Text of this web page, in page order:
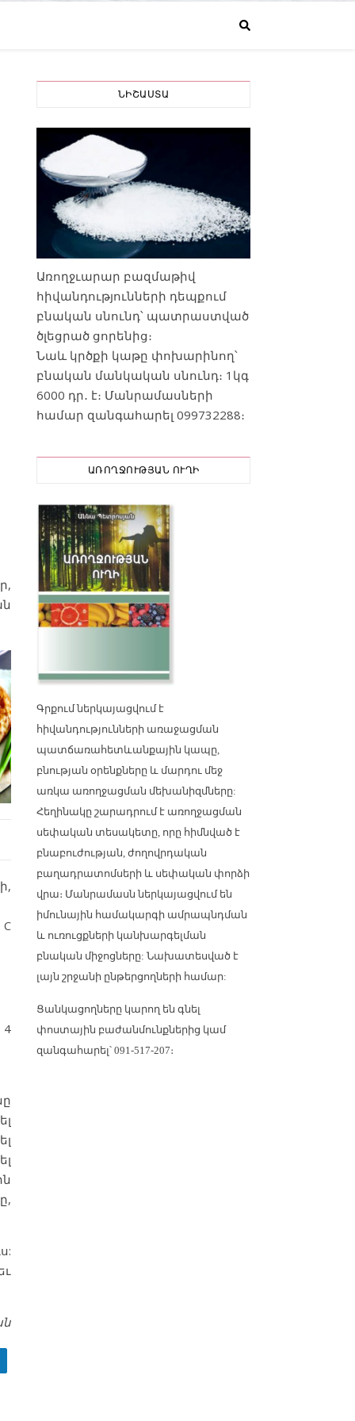
4
ՆԻՇԱՍՏԱ
Առողջւարար բազմաթիվ
հիվանդությունների դեպքում
բնական սնունդ՝ պատրաստված
ծլեցրած ցորենից։
Նաև կրծքի կաթը փոխարինող՝
բնական մանկական սնունդ։ 1կգ
6000 դր․ է։ Մանրամասների
համար զանգահարել 099732288։
ԱՌՈՂՋՈՒԹՅԱՆ ՈՒՂԻ
Գրքում ներկայացվում է
հիվանդությունների առաջացման
պատճառահետևանքային կապը,
բնության օրենքները և մարդու մեջ
առկա առողջացման մեխանիզմները:
Հեղինակը շարադրումէ առողջացման
սեփական տեսակետը , որը հիմնված է
բնաբուժության, ժողովրդական
բաղադրատոմսերի և սեփական փորձի
վրա։ Մանրամասն ներկայացվ ում են
իմունային համակարգի ամրապնդման
և ուռուցքների կանխարգելման
բնական միջոցները: Նախատեսված է
լայն շրջանի ընթերցողների համար:
Ցանկացողները կարող են գնել
փոստային բաժանմունքներից կամ
զանգահարել՝ 091-517-207։